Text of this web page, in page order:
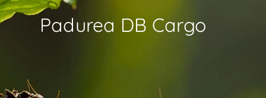
Padurea DB Cargo